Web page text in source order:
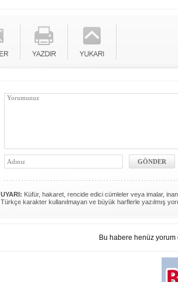
UYARI: Küfür, hakaret, rencide edici cümleler veya imalar,
Türkçe karakter kullanılmayan ve büyük harflerle yazılmış
Bu habere henüz yorum